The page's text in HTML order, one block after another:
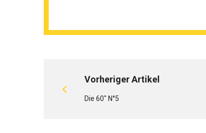
Vorheriger Artikel
Die 60" N°5